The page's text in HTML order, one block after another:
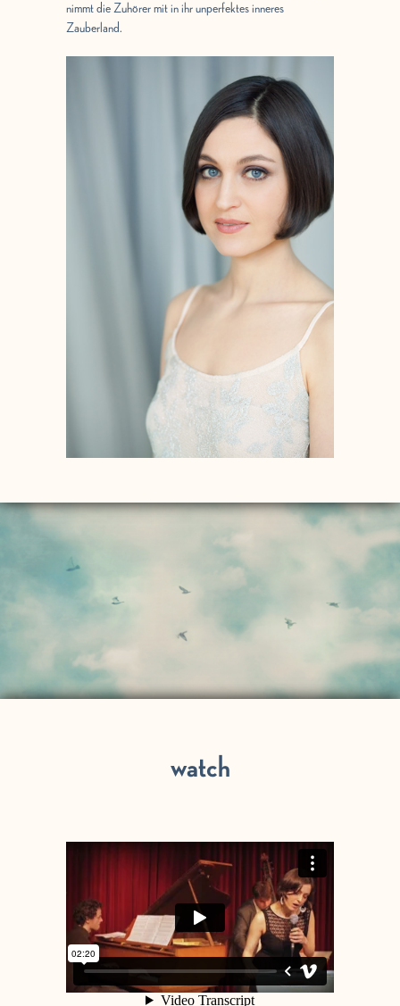
nimmt die Zuhörer mit in ihr unperfektes inneres
Zauberland.
watch